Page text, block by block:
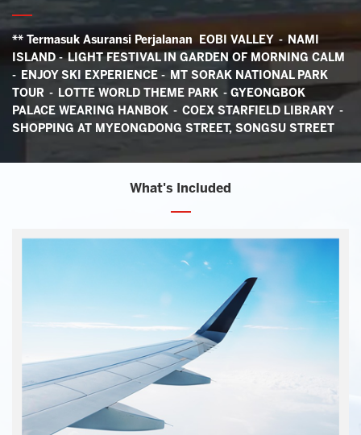
** Termasuk Asuransi Perjalanan
EOBI VALLEY - NAMI
ISLAND - LIGHT FESTIVAL IN GARDEN OF MORNING CALM
- ENJOY SKI EXPERIENCE - MT SORAK NATIONAL PARK
TOUR - LOTTE WORLD THEME PARK - GYEONGBOK
PALACE WEARING HANBOK - COEX STARFIELD LIBRARY -
SHOPPING AT MYEONGDONG STREET, SONGSU STREET
What's Included